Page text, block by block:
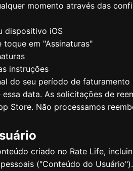
momento através das
dispositivo iOS
em "Assinaturas"
instruções
do seu período de faturamento
data. As solicitações de
Store. Não processamos
criado no Rate Life,
("Conteúdo do